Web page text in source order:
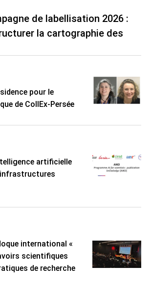
de labellisation 2026 :
la cartographie des
pour le
de CollEx-Persée
artificielle
infrastructures
international «
scientifiques
de recherche